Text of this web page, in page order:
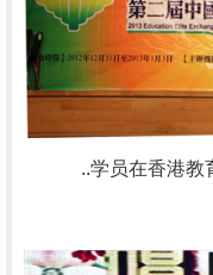
..学员在香港教